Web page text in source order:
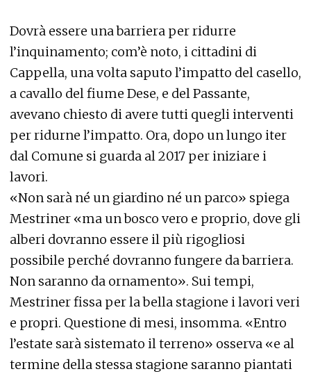
Dovrà essere una barriera per ridurre
l’inquinamento; com’è noto, i cittadini di
Cappella, una volta saputo l’impatto del casello,
a cavallo del fiume Dese, e del Passante,
avevano chiesto di avere tutti quegli interventi
per ridurne l’impatto. Ora, dopo un lungo iter
dal Comune si guarda al 2017 per iniziare i
lavori.
«Non sarà né un giardino né un parco» spiega
Mestriner «ma un bosco vero e proprio, dove gli
alberi dovranno essere il più rigogliosi
possibile perché dovranno fungere da barriera.
Non saranno da ornamento». Sui tempi,
Mestriner fissa per la bella stagione i lavori veri
e propri. Questione di mesi, insomma. «Entro
l’estate sarà sistemato il terreno» osserva «e al
termine della stessa stagione saranno piantati